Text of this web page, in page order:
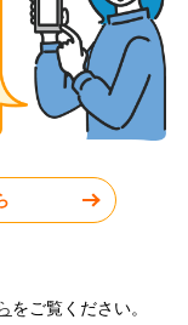
京都練馬区
をご覧ください。